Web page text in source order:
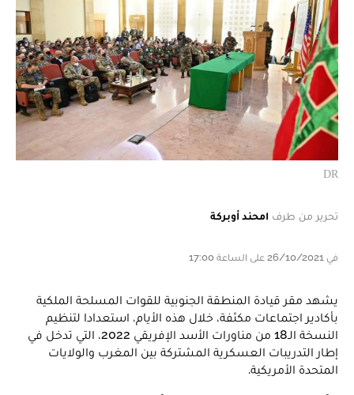
DR
تحرير من طرف امحند أوبركة
في 26/10/2021 على الساعة 17:00
يشهد مقر قيادة المنطقة الجنوبية للقوات المسلحة الملكية
بأكادير اجتماعات مكثفة، خلال هذه الأيام، استعدادا لتنظيم
النسخة الـ18 من مناورات الأسد الإفريقي 2022، التي تدخل في
إطار التدريبات العسكرية المشتركة بين المغرب والولايات
المتحدة الأمريكية.